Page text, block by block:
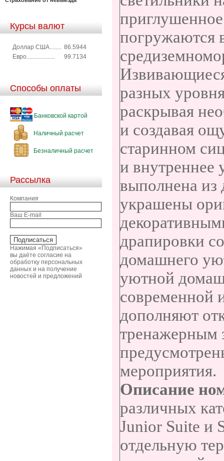
Курсы валют
Доллар США........ 86.5944
Евро...................
99.7134
Способы оплаты
Банковской картой
Наличный расчет
Безналичный расчет
Рассылка
Компания
Ваш E-mail
Нажимая «Подписаться»
вы даёте согласие на
обработку персональных
данных и на получение
новостей и предложений
погружаются
разных
раскрывая
и создавая
старинном
и внутреннее
выполнена из
украшены
драпировки
домашнего
уютной
современной
дополняют
тренажерным
мероприятия.
Описание
различных
Junior Suite и
отдельную